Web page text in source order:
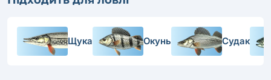
Щука Окунь Судак